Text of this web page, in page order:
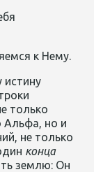
к Нему.
истину
только
Альфа, но и
не только
конца
землю: Он